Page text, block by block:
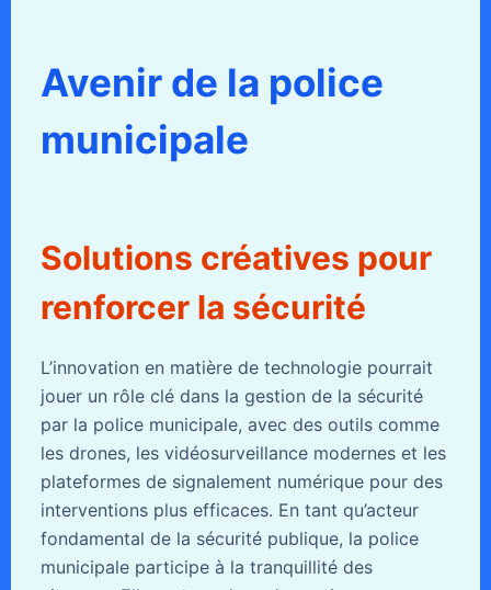
Avenir de la police
municipale
Solutions créatives pour
renforcer la sécurité
L’innovation en matière de technologie pourrait
jouer un rôle clé dans la gestion de la sécurité
par la police municipale, avec des outils comme
les drones, les vidéosurveillance modernes et les
plateformes de signalement numérique pour des
interventions plus efficaces. En tant qu’acteur
fondamental de la sécurité publique, la police
municipale participe à la tranquillité des